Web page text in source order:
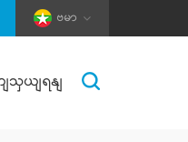
ဗမာ
သှယျရနျ